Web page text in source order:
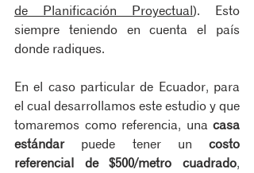
de Planificación Proyectual). Esto
siempre teniendo en cuenta el país
donde radiques.
En el caso particular de Ecuador, para
el cual desarrollamos este estudio y que
tomaremos como referencia, una casa
estándar puede tener un costo
referencial de $500/metro cuadrado,